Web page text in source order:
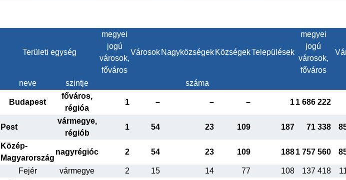
Területi egység
megyei
jogú
városok,
főváros
Városok Nagyközségek KözségekTelepülések
megyei
jogú
városok,
főváros
neve szintje száma
Budapest
főváros,
régióa
1 – – – 11 686 222
Pest
vármegye,
régiób
1 54 23 109 187 71 338
Közép-
Magyarország
nagyrégióc 2 54 23 109 1881 757 560
Fejér vármegye 2 15 14 77 108 137 418